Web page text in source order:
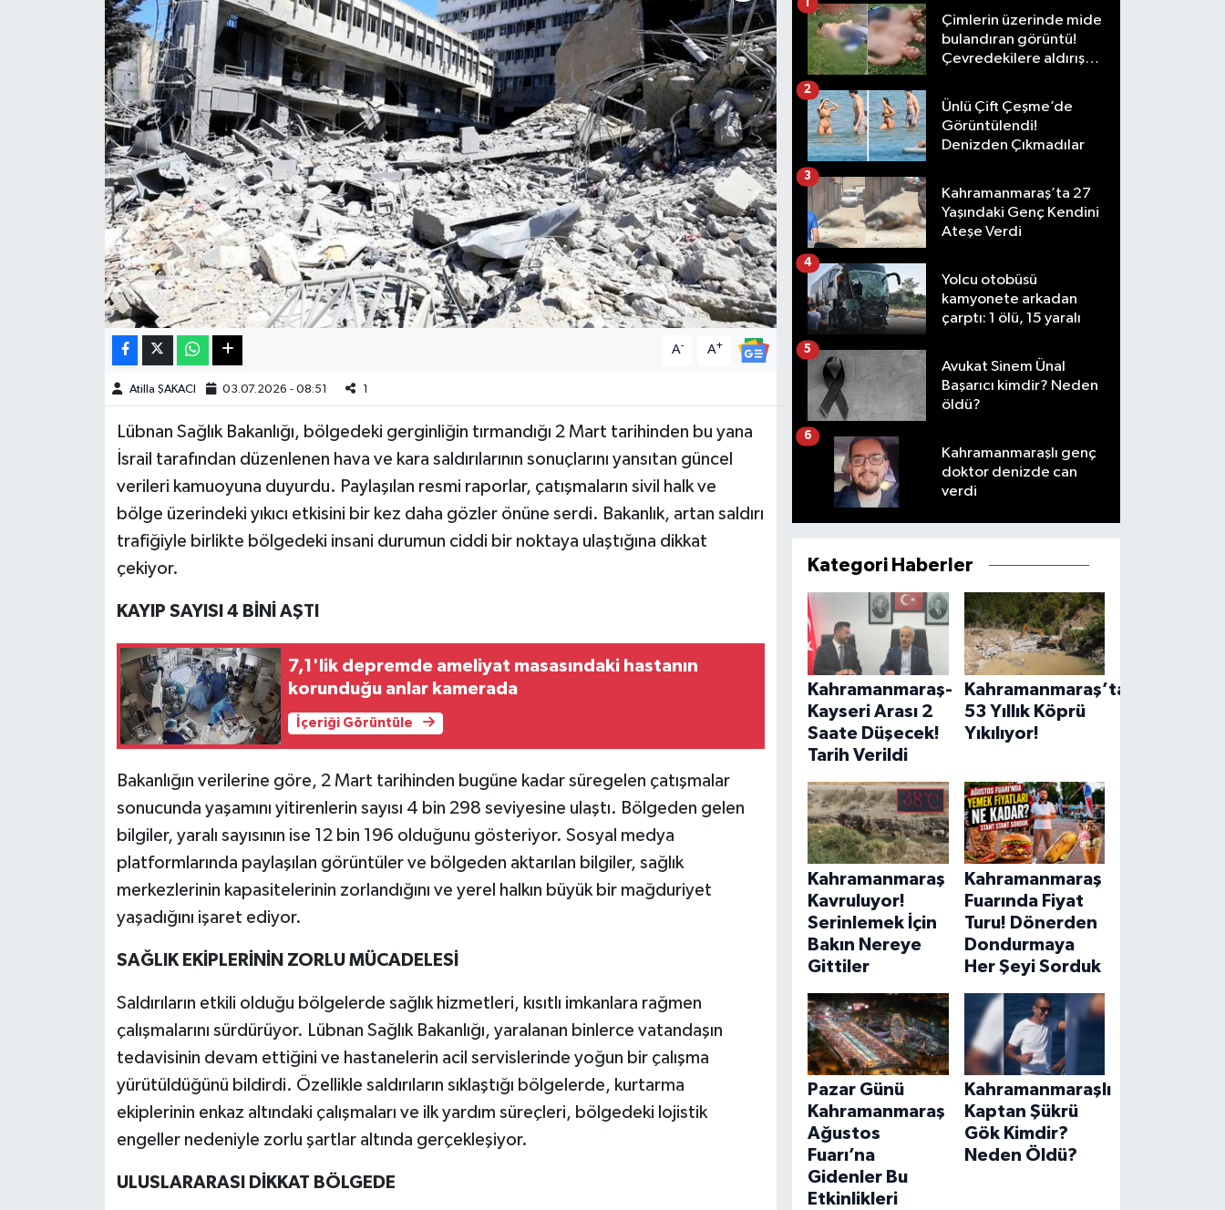
A- A+
Atilla ŞAKACI 03.07.2026 - 08:51 1
Lübnan Sağlık Bakanlığı, bölgedeki gerginliğin tırmandığı 2 Mart tarihinden bu yana
İsrail tarafından düzenlenen hava ve kara saldırılarının sonuçlarını yansıtan güncel
verileri kamuoyuna duyurdu. Paylaşılan resmi raporlar, çatışmaların sivil halk ve
bölge üzerindeki yıkıcı etkisini bir kez daha gözler önüne serdi. Bakanlık, artan saldırı
trafiğiyle birlikte bölgedeki insani durumun ciddi bir noktaya ulaştığına dikkat
çekiyor.
KAYIP SAYISI 4 BİNİ AŞTI
7,1'lik depremde ameliyat masasındaki hastanın
korunduğu anlar kamerada
İçeriği Görüntüle
Bakanlığın verilerine göre, 2 Mart tarihinden bugüne kadar süregelen çatışmalar
sonucunda yaşamını yitirenlerin sayısı 4 bin 298 seviyesine ulaştı. Bölgeden gelen
bilgiler, yaralı sayısının ise 12 bin 196 olduğunu gösteriyor. Sosyal medya
platformlarında paylaşılan görüntüler ve bölgeden aktarılan bilgiler, sağlık
merkezlerinin kapasitelerinin zorlandığını ve yerel halkın büyük bir mağduriyet
yaşadığını işaret ediyor.
SAĞLIK EKİPLERİNİN ZORLU MÜCADELESİ
Saldırıların etkili olduğu bölgelerde sağlık hizmetleri, kısıtlı imkanlara rağmen
çalışmalarını sürdürüyor. Lübnan Sağlık Bakanlığı, yaralanan binlerce vatandaşın
tedavisinin devam ettiğini ve hastanelerin acil servislerinde yoğun bir çalışma
yürütüldüğünü bildirdi. Özellikle saldırıların sıklaştığı bölgelerde, kurtarma
ekiplerinin enkaz altındaki çalışmaları ve ilk yardım süreçleri, bölgedeki lojistik
engeller nedeniyle zorlu şartlar altında gerçekleşiyor.
ULUSLARARASI DİKKAT BÖLGEDE
Çimlerin üzerinde mide
bulandıran görüntü!
Çevredekilere aldırış
1
Ünlü Çift Çeşme’de
Görüntülendi!
Denizden Çıkmadılar
2
Kahramanmaraş’ta 27
Yaşındaki Genç Kendini
Ateşe Verdi
3
Yolcu otobüsü
kamyonete arkadan
çarptı: 1 ölü, 15 yaralı
4
Avukat Sinem Ünal
Başarıcı kimdir? Neden
öldü?
5
Kahramanmaraşlı genç
doktor denizde can
verdi
6
Kategori Haberler
Kahramanmaraş-
Kayseri Arası 2
Saate Düşecek!
Tarih Verildi
Kahramanmaraş’ta
53 Yıllık Köprü
Yıkılıyor!
Kahramanmaraş
Kavruluyor!
Serinlemek İçin
Bakın Nereye
Gittiler
Kahramanmaraş
Fuarında Fiyat
Turu! Dönerden
Dondurmaya
Her Şeyi Sorduk
Pazar Günü
Kahramanmaraş
Ağustos
Fuarı’na
Gidenler Bu
Etkinlikleri
Kahramanmaraşlı
Kaptan Şükrü
Gök Kimdir?
Neden Öldü?
Haberde İnsan
Kültür Sanat
Magazin
Manşet Altı
Manşetler
Resmi İlan
SürManşet
KAHRAMANMARAŞ